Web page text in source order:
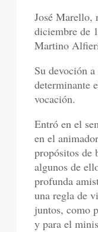
José Marello,
diciembre de
Martino
Su devoción
determinante
vocación.
Entró en el
en el
propósitos de
algunos de
profunda
una regla de
juntos, como
y para el